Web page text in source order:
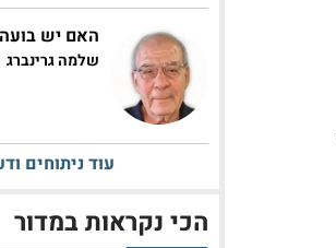
האם יש
שלמה גרינברג
עוד ניתוחים
הכי נקראות במדור